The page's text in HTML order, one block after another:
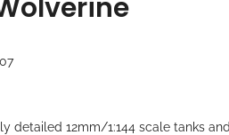
detailed 12mm/1:144 scale tanks